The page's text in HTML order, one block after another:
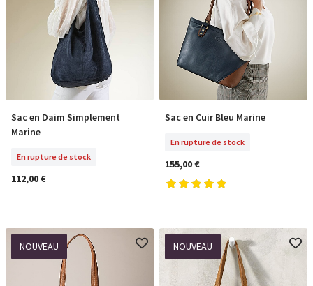
En Rupture De Stock
Sac en Daim Simplement
Marine
En rupture de stock
112,00 €
En Rupture De Stock
Sac en Cuir Bleu Marine
En rupture de stock
155,00 €
NOUVEAU NOUVEAU